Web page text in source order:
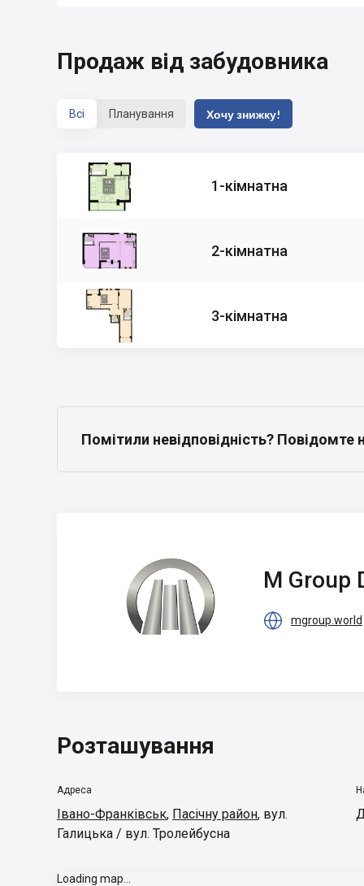
Продаж від забудовника
Всі Планування Хочу знижку!
1-кімнатна
2-кімнатна
3-кімнатна
Помітили невідповідність? Повідомте
M Group
Development
M Group
 mgroup.world
Розташування
Адреса
Івано-Франківськ, Пасічну район, вул.
Галицька / вул. Тролейбусна
Loading map...